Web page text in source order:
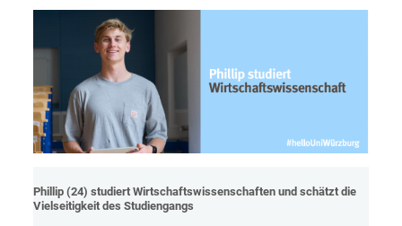
Phillip (24) studiert Wirtschaftswissenschaften und schätzt die
Vielseitigkeit des Studiengangs